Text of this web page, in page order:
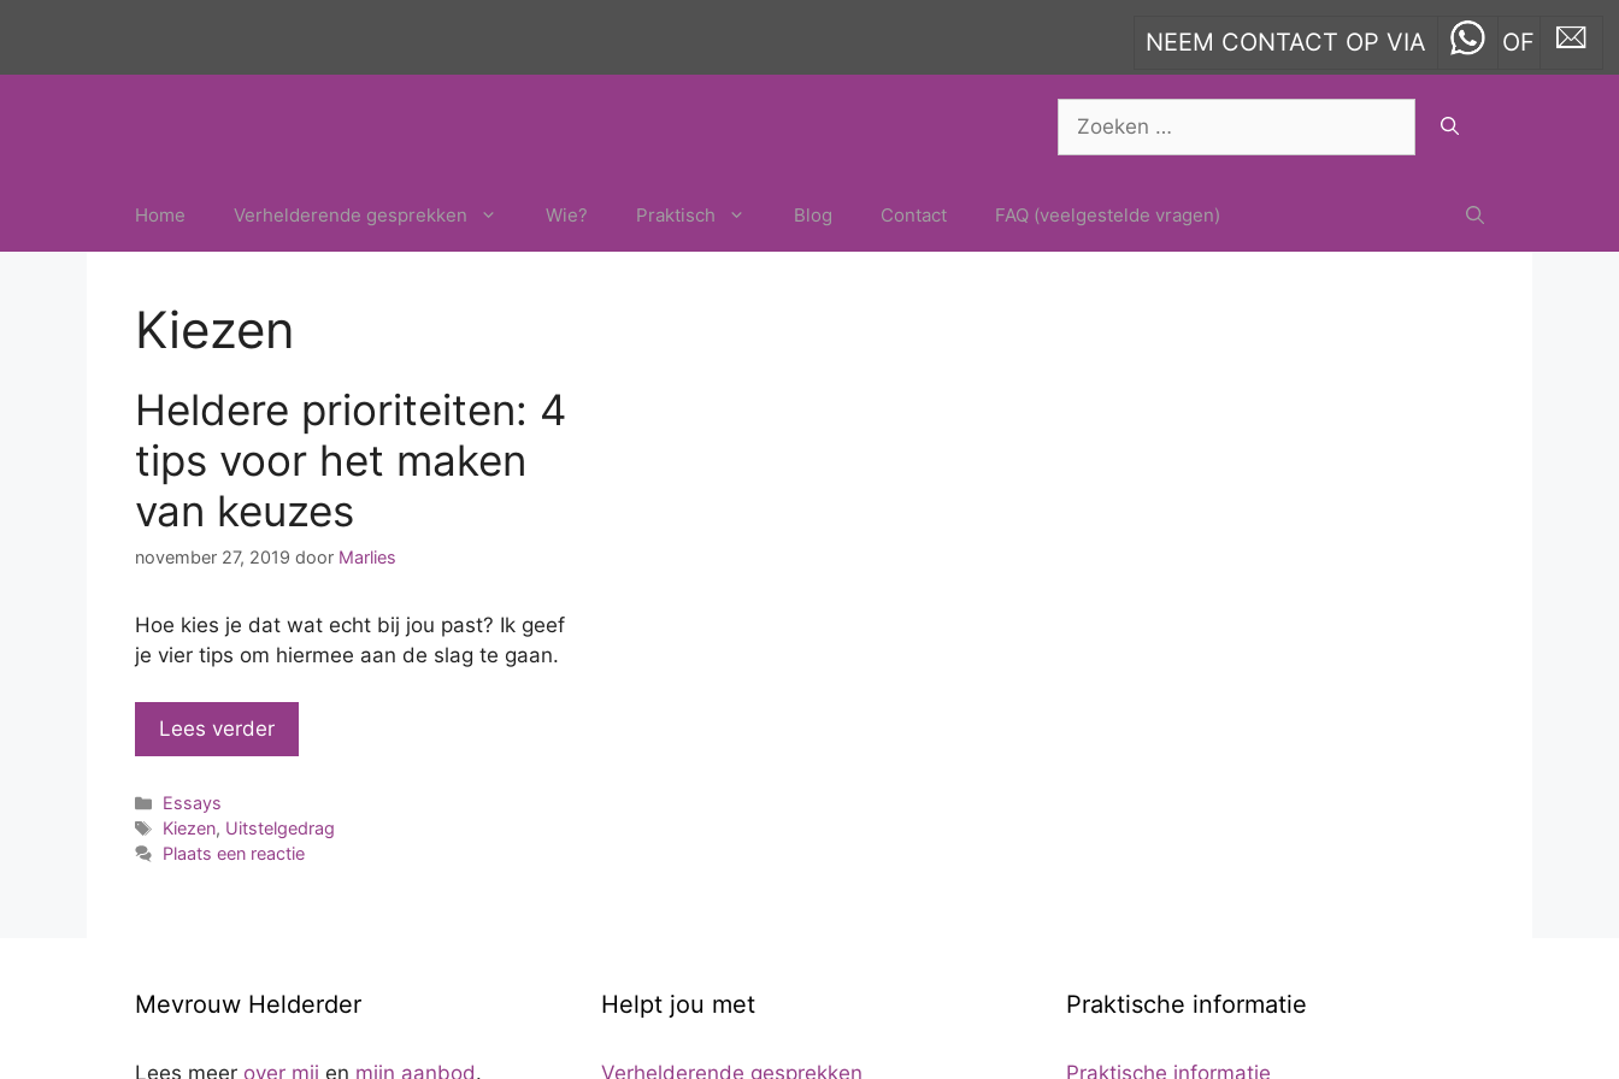
NEEM CONTACT OP VIA OF
naar:
Home Verhelderende gesprekken Wie? Praktisch Blog Contact FAQ (veelgestelde vragen)
Kiezen
Heldere prioriteiten: 4
tips voor het maken
van keuzes
november 27, 2019 door Marlies
Hoe kies je dat wat echt bij jou past? Ik geef
je vier tips om hiermee aan de slag te gaan.
Lees verder
Categorieën
Essays
Tags
Kiezen, Uitstelgedrag
Plaats een reactie
Mevrouw Helderder
Lees meer over mij en mijn aanbod.
Helpt jou met
Verhelderende gesprekken
Praktische informatie
Praktische informatie